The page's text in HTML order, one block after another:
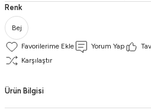
Renk
Bej
Yorum Yap
Karşılaştır
Ürün Bilgisi